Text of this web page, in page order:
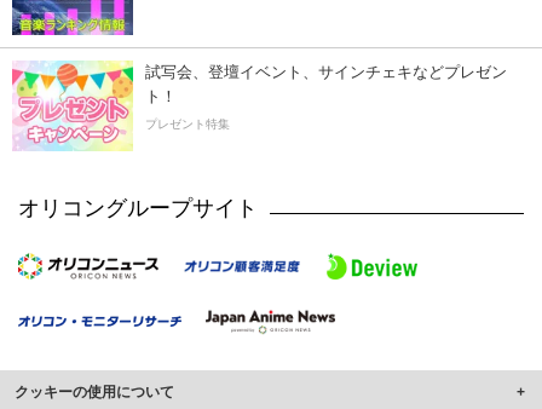
試写会、登壇イベント、サインチェキなどプレゼン
ト！
プレゼント特集
オリコングループサイト
クッキーの使用について